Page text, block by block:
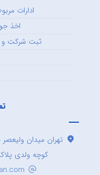
ادارات
اخذ
ثبت شرکت و
تهران میدان
کوچه ولدی پلاک ۳۹ ساختمان کریم